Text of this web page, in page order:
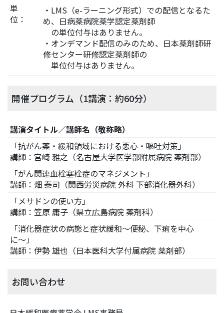
単
位：
・LMS（e-ラーニング形式）での配信となるた
め、日病薬病院薬学認定薬剤師
の単位付与はありません。
・オンデマンド配信のみのため、日本薬剤師研
修センター研修認定薬剤師の
単位付与はありません。
開催プログラム（1講演：約60分）
講演タイトル／講師名（敬称略）
「抗がん薬・緩和領域における悪心・嘔吐対策」
講師：宮崎 雅之（名古屋大学医学部附属病院 薬剤部）
「がん関連血栓塞栓症のマネジメント」
講師：畑 泰司（関西労災病院 外科 下部消化器外科）
「メサドンの使い方」
講師：笠原 庸子（県立広島病院 薬剤科）
「消化器症状の病態と症状緩和〜便秘、下痢を中心
に〜」
講師：伊勢 雄也（日本医科大学付属病院 薬剤部）
お問い合わせ